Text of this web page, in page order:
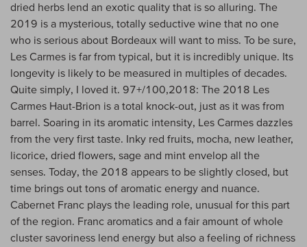
dried herbs lend an exotic quality that is so alluring. The
2019 is a mysterious, totally seductive wine that no one
who is serious about Bordeaux will want to miss. To be sure,
Les Carmes is far from typical, but it is incredibly unique. Its
longevity is likely to be measured in multiples of decades.
Quite simply, I loved it. 97+/100,2018: The 2018 Les
Carmes Haut-Brion is a total knock-out, just as it was from
barrel. Soaring in its aromatic intensity, Les Carmes dazzles
from the very first taste. Inky red fruits, mocha, new leather,
licorice, dried flowers, sage and mint envelop all the
senses. Today, the 2018 appears to be slightly closed, but
time brings out tons of aromatic energy and nuance.
Cabernet Franc plays the leading role, unusual for this part
of the region. Franc aromatics and a fair amount of whole
cluster savoriness lend energy but also a feeling of richness